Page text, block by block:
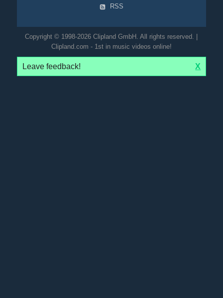
RSS
Copyright © 1998-2026 Clipland GmbH. All rights reserved. |
Clipland.com - 1st in music videos online!
Leave feedback! X